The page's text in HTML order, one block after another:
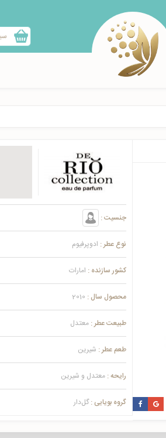
جنسیت :
نوع عطر : ادوپرفیوم
کشور سازنده : امارات
محصول سال : 2010
طبیعت عطر : معتدل
طعم عطر : شیرین
رایحه : معتدل و شیرین
گروه بویایی : گل‌دار